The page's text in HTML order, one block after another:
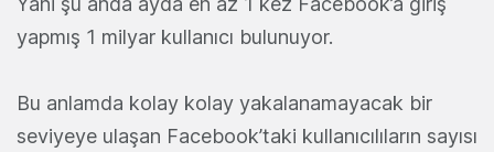
yapmış 1 milyar kullanıcı bulunuyor.
Bu anlamda kolay kolay yakalanamayacak bir
seviyeye ulaşan Facebook’taki kullanıcılıların sayısı